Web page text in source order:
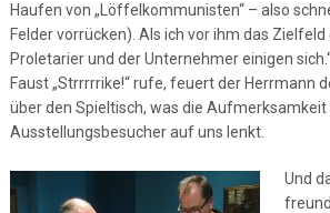
Haufen von „Löffelkommunisten“ – also
Felder vorrücken). Als ich vor ihm das Zielfeld
Proletarier und der Unternehmer einigen
Faust „Strrrrrike!“ rufe, feuert der Herrmann
über den Spieltisch, was die Aufmerksamkeit
Ausstellungsbesucher auf uns lenkt.
Und